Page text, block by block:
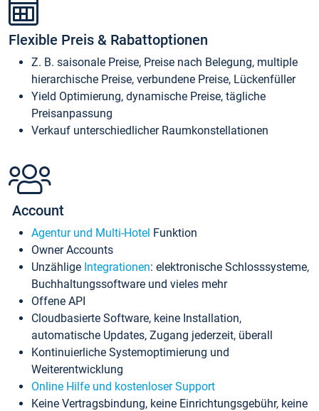
Flexible Preis & Rabattoptionen
Z. B. saisonale Preise, Preise nach Belegung, multiple
hierarchische Preise, verbundene Preise, Lückenfüller
Yield Optimierung, dynamische Preise, tägliche
Preisanpassung
Verkauf unterschiedlicher Raumkonstellationen
Account
Agentur und Multi-Hotel Funktion
Owner Accounts
Unzählige Integrationen: elektronische Schlosssysteme,
Buchhaltungssoftware und vieles mehr
Offene API
Cloudbasierte Software, keine Installation,
automatische Updates, Zugang jederzeit, überall
Kontinuierliche Systemoptimierung und
Weiterentwicklung
Online Hilfe und kostenloser Support
Keine Vertragsbindung, keine Einrichtungsgebühr, keine